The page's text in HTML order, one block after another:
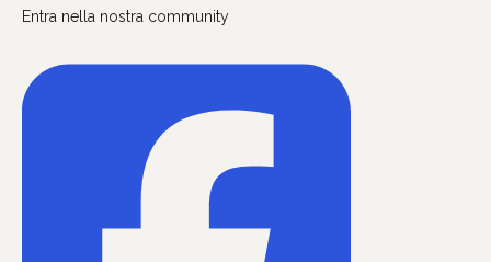
Entra nella nostra community